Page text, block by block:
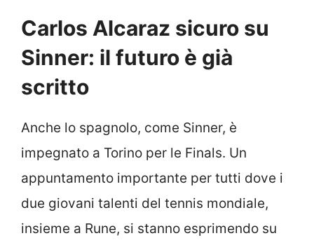
Carlos Alcaraz sicuro su
Sinner: il futuro è già
scritto
Anche lo spagnolo, come Sinner, è
impegnato a Torino per le Finals. Un
appuntamento importante per tutti dove i
due giovani talenti del tennis mondiale,
insieme a Rune, si stanno esprimendo su